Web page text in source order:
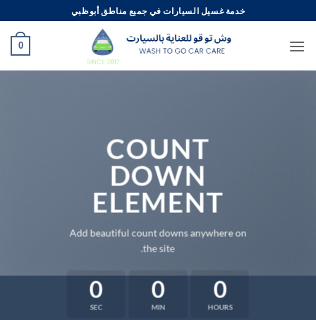
للمحتوى
خدمة غسيل السيارات في جميع مناطق أبوظبي
0
COUNT
DOWN
ELEMENT
Add beautiful count downs anywhere on
the site.
0
HOURS
0
MIN
0
SEC